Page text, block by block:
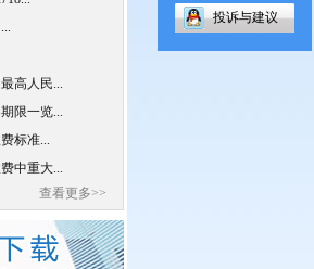
查看更多>>
投诉与建议